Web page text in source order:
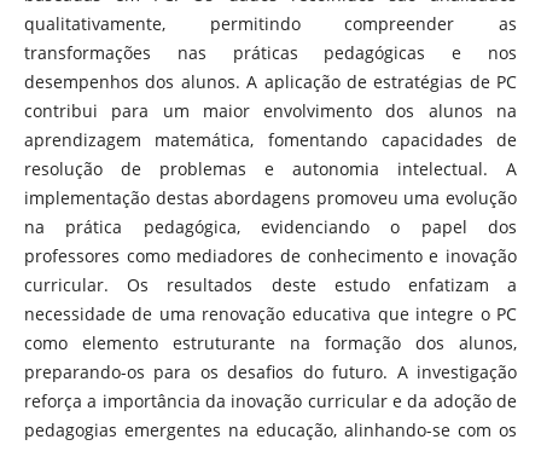
qualitativamente, permitindo compreender as
transformações nas práticas pedagógicas e nos
desempenhos dos alunos. A aplicação de estratégias de PC
contribui para um maior envolvimento dos alunos na
aprendizagem matemática, fomentando capacidades de
resolução de problemas e autonomia intelectual. A
implementação destas abordagens promoveu uma evolução
na prática pedagógica, evidenciando o papel dos
professores como mediadores de conhecimento e inovação
curricular. Os resultados deste estudo enfatizam a
necessidade de uma renovação educativa que integre o PC
como elemento estruturante na formação dos alunos,
preparando-os para os desafios do futuro. A investigação
reforça a importância da inovação curricular e da adoção de
pedagogias emergentes na educação, alinhando-se com os